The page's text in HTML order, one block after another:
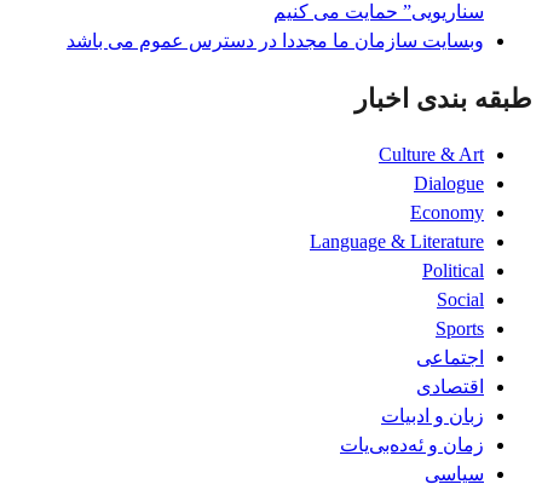
سناریویی” حمایت می کنیم
وبسایت سازمان ما مجددا در دسترس عموم می باشد
طبقه بندی اخبار
Culture & Art
Dialogue
Economy
Language & Literature
Political
Social
Sports
اجتماعی
اقتصادی
زبان و ادبیات
زمان و ئەدەبی‌یات
سیاسی